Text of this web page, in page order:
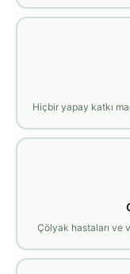
Hiçbir yapay katkı
Çölyak hastaları ve